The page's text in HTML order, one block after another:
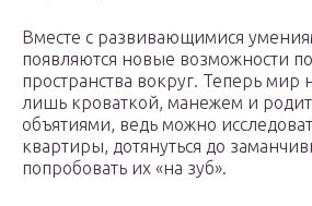
Вместе с развивающимися
появляются новые возможности
пространства вокруг. Теперь мир
лишь кроваткой, манежем и
объятиями, ведь можно
квартиры, дотянуться до
попробовать их «на зуб».